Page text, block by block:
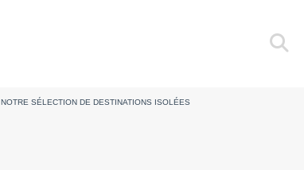
SÉLECTION DE DESTINATIONS ISOLÉES